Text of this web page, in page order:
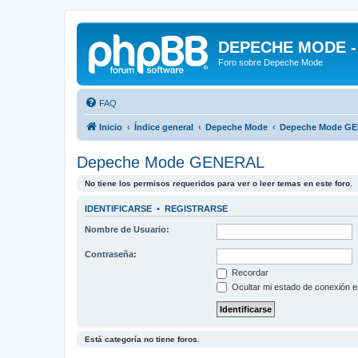
DEPECHE MODE
Foro sobre Depeche Mode
FAQ
Inicio Índice general Depeche Mode Depeche Mode
Depeche Mode GENERAL
No tiene los permisos requeridos para ver o leer temas en este foro.
IDENTIFICARSE • REGISTRARSE
Nombre de Usuario:
Contraseña:
Recordar
Ocultar mi estado de conexión
Está categoría no tiene foros.